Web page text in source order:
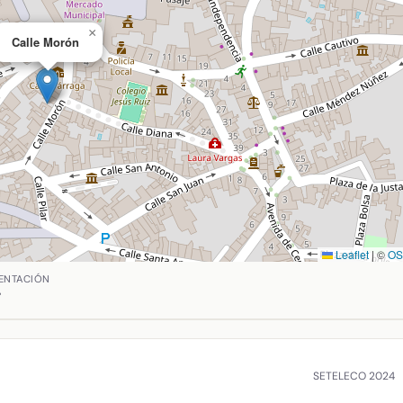
Calle Morón
×
Leaflet |©
Ciudad Real. Coordenadas: latitud 39.388420966666665,
SETELECO 2024